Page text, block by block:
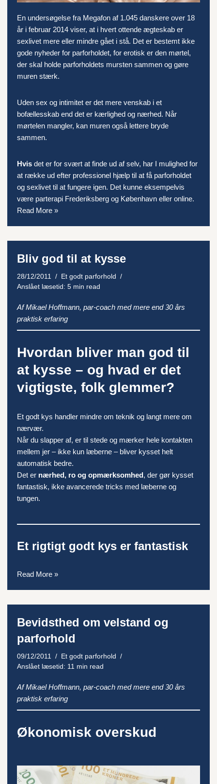
En undersøgelse fra Megafon af 1.045 danskere over 18
år i februar 2014 viser, at i hvert ottende ægteskab er
sexlivet mere eller mindre gået i stå. Det er bestemt ikke
gode nyheder for parforholdet, for erotisk er den mørtel,
der skal holde parforholdets mursten sammen og gøre
muren stærk.
Uden sex og intimitet er det mere venskab i et
bofællesskab end det er kærlighed og nærhed. Når
mørtelen mangler, kan muren også lettere bryde
sammen.
Hvis det er for svært at finde ud af selv, har I mulighed for
at række ud efter professionel hjælp til at få parforholdet
og sexlivet til at fungere igen. Det kunne eksempelvis
være parterapi Frederiksberg og København eller online.
Read More »
Bliv god til at kysse
28/12/2011
Et godt parforhold
Anslået læsetid: 5 min read
Af Mikael Hoffmann, par-coach med mere end 30 års
praktisk erfaring
Hvordan bliver man god til
at kysse – og hvad er det
vigtigste, folk glemmer?
Et godt kys handler mindre om teknik og langt mere om
nærvær.
Når du slapper af, er til stede og mærker hele kontakten
mellem jer – ikke kun læberne – bliver kysset helt
automatisk bedre.
Det er nærhed, ro og opmærksomhed, der gør kysset
fantastisk, ikke avancerede tricks med læberne og
tungen.
Et rigtigt godt kys er fantastisk
Read More »
Bevidsthed om velstand og
parforhold
09/12/2011
Et godt parforhold
Anslået læsetid: 11 min read
Af Mikael Hoffmann, par-coach med mere end 30 års
praktisk erfaring
Økonomisk overskud